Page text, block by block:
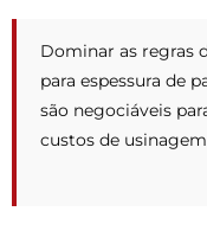
Dominar as regras
para espessura de
são negociáveis
custos de